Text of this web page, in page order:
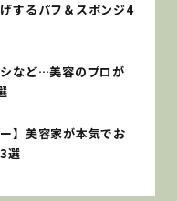
するパフ＆スポンジ4
など…美容のプロが
】美容家が本気でお
選